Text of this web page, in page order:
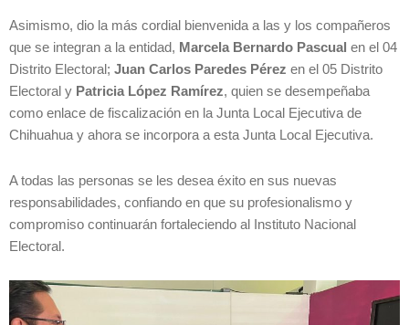
Asimismo, dio la más cordial bienvenida a las y los compañeros
que se integran a la entidad, Marcela Bernardo Pascual en el 04
Distrito Electoral; Juan Carlos Paredes Pérez en el 05 Distrito
Electoral y Patricia López Ramírez, quien se desempeñaba
como enlace de fiscalización en la Junta Local Ejecutiva de
Chihuahua y ahora se incorpora a esta Junta Local Ejecutiva.
A todas las personas se les desea éxito en sus nuevas
responsabilidades, confiando en que su profesionalismo y
compromiso continuarán fortaleciendo al Instituto Nacional
Electoral.